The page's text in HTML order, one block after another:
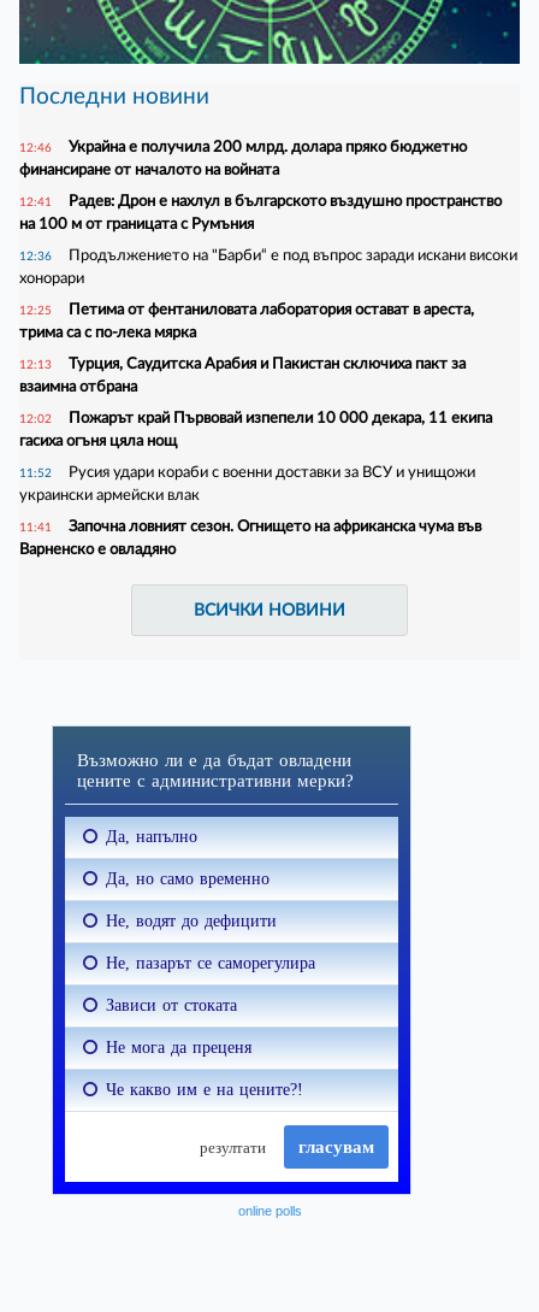
Последни новини
12:46
Украйна е получила 200 млрд. долара пряко бюджетно
финансиране от началото на войната
12:41
Радев: Дрон е нахлул в българското въздушно пространство
на 100 м от границата с Румъния
12:36
Продължението на "Барби“ е под въпрос заради искани високи
хонорари
12:25
Петима от фентаниловата лаборатория остават в ареста,
трима са с по-лека мярка
12:13
Турция, Саудитска Арабия и Пакистан сключиха пакт за
взаимна отбрана
12:02
Пожарът край Първовай изпепели 10 000 декара, 11 екипа
гасиха огъня цяла нощ
11:52
Русия удари кораби с военни доставки за ВСУ и унищожи
украински армейски влак
11:41
Започна ловният сезон. Огнището на африканска чума във
Варненско е овладяно
ВСИЧКИ НОВИНИ
online polls